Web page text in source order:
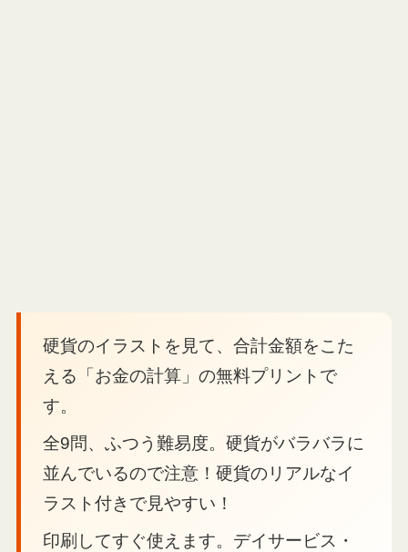
硬貨のイラストを見て、合計金額をこた
える「お金の計算」の無料プリントで
す。
全9問、ふつう難易度。硬貨がバラバラに
並んでいるので注意！硬貨のリアルなイ
ラスト付きで見やすい！
印刷してすぐ使えます。デイサービス・